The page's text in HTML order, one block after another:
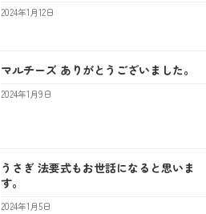
2024年1月12日
マルチーズ ありがとうございました。
2024年1月9日
うさぎ 法要式もお世話になると思いま
す。
2024年1月5日